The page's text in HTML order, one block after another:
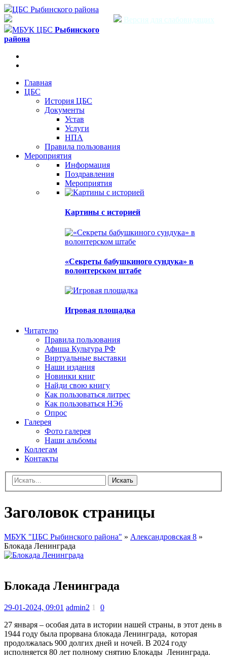
ЦБС Рыбинского района
Версия для слабовидящих
МБУК ЦБС Рыбинского
района
Главная
ЦБС
История ЦБС
Документы
Устав
Услуги
НПА
Правила пользования
Мероприятия
Информация
Поздравления
Мероприятия
Картины с историей
«Секреты бабушкиного сундука» в
волонтерском штабе
Игровая площадка
Читателю
Правила пользования
Афиша Культура РФ
Виртуальные выставки
Наши издания
Новинки книг
Найди свою книгу
Как пользоваться литрес
Как пользоваться НЭ6
Опрос
Галерея
Фото галерея
Наши альбомы
Коллегам
Контакты
Искать
Заголовок страницы
МБУК "ЦБС Рыбинского района" » Александровская 8 »
Блокада Ленинграда
Блокада Ленинграда
29-01-2024, 09:01 admin2 1
0
27 января – особая дата в истории нашей страны, в этот день в
1944 году была прорвана блокада Ленинграда, которая
продолжалась 900 долгих дней и ночей. В 2024 году
исполняется 80 лет полному снятию Блокады Ленинграда.